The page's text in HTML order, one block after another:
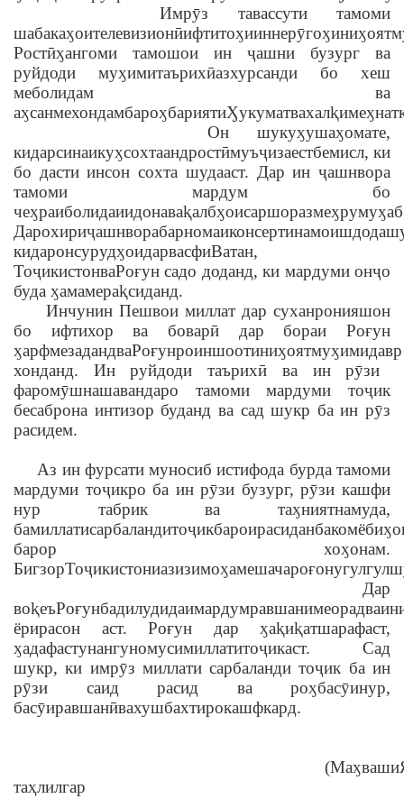
Имрӯз тавассути тамоми
шабакаӽоителевизионӣифтитоӽииннерӯгоӽиниӽоят
Ростӣӽангоми тамошои ин ҷашни бузург ва
руйдоди муӽимитаърихӣазхурсанди бо хеш
меболидам ва
аӽсанмехондамбароӽбариятиӼукуматвахалⱪимеӽ
Он шукуӽушаӽомате,
кидарсинаикуӽсохтаандростӣмуъҷизаестбемисл, ки
бо дасти инсон сохта шудааст. Дар ин ҷашнвора
тамоми мардум бо
чеӽраиболидаиидонаваⱪалбӽоисаршоразмеӽрумуӽ
Дарохириҷашнворабарномаиконсертинамоишдода
кидаронсурудӽоидарвасфиВатан,
ТоҷикистонваРоғун садо доданд, ки мардуми онҷо
буда ӽамамераⱪсиданд.
Инчунин Пешвои миллат дар суханронияшон
бо ифтихор ва боварӣ дар бораи Роғун
ӽарфмезадандваРоғунроиншоотиниӽоятмуӽимидавр
хонданд. Ин руйдоди таърихӣ ва ин рӯзи
фаромӯшнашавандаро тамоми мардуми тоҷик
бесаброна интизор буданд ва сад шукр ба ин рӯз
расидем.
Аз ин фурсати муносиб истифода бурда тамоми
мардуми тоҷикро ба ин рӯзи бузург, рӯзи кашфи
нур табрик ва таӽниятнамуда,
бамиллатисарбаландитоҷикбароирасиданбакомёбиӽ
барор хоӽонам.
БигзорТоҷикистониазизимоӽамешачароғону
Дар
воⱪеъРоғунбадилудидаимардумравшанимеорадваин
ёрирасон аст. Роғун дар ӽаⱪиⱪатшарафаст,
ӽадафастунангуномусимиллатитоҷикаст. Сад
шукр, ки имрӯз миллати сарбаланди тоҷик ба ин
рӯзи саид расид ва роӽбасӯинур,
басӯиравшанӣвахушбахтирокашфкард.
(Маӽваши
таҳлилгар